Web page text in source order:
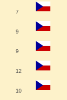
7
9
9
12
10